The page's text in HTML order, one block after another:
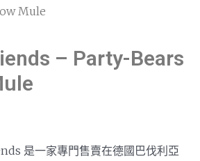
Mule
– Party-Bears
是一家專門售賣在德國巴伐利亞